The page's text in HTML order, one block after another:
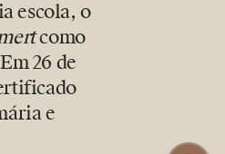
escola, o
como
26 de
e